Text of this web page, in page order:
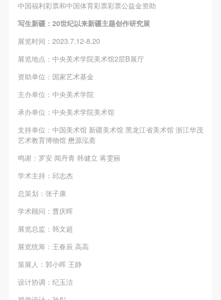
中国福利彩票和中国体育彩票彩票公益金资助
写生新疆：20世纪以来新疆主题创作研究展
展览时间：2023.7.12-8.20
展览地点：中央美术学院美术馆2层B展厅
资助单位：国家艺术基金
主办单位：中央美术学院
承办单位：中央美术学院美术馆
支持单位：中国美术馆 新疆美术馆 黑龙江省美术馆 浙江华茂
艺术教育博物馆 懋源泓斋
鸣谢：罗安 闻丹青 韩健立 蒋雯丽
学术主持：邱志杰
总策划：张子康
学术顾问：曹庆晖
展览总监：韩文超
展览统筹：王春辰 高高
策展人：郭小晖 王静
设计协调：纪玉洁